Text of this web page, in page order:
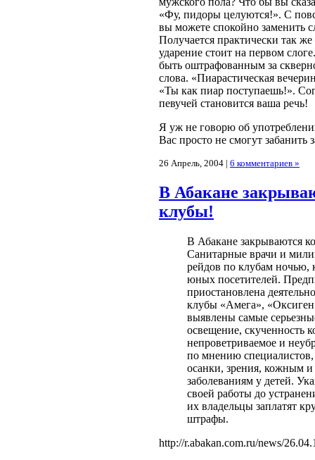
«Фу, пидоры целуются!». С
вы можете спокойно заменить
Получается практически так
ударение стоит на первом
быть оштрафованным за
слова. «Пиарастическая
«Ты как пиар поступаешь!».
певучей становится ваша речь!
Я уж не говорю об
Вас просто не смогут забанить
26 Апрель, 2004 | 6 комментариев »
В Абакане
клубы!
В Абакане закрываются
Санитарные врачи и
рейдов по клубам ночью,
юных посетителей.
приостановлена
клубы «Амега»,
выявлены самые
освещение, скученность
непроветриваемое и
по мнению
осанки, зрения, кожным
заболеваниям у детей.
своей работы до
их владельцы заплатят
штрафы.
http://r.abakan.com.ru/news/